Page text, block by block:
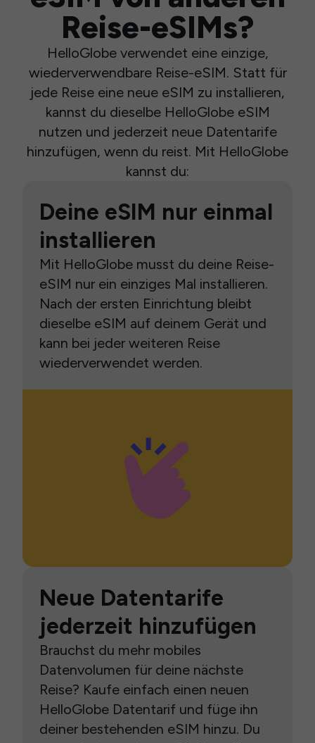
Reise-eSIMs?
HelloGlobe verwendet eine einzige,
wiederverwendbare Reise-eSIM. Statt für
jede Reise eine neue eSIM zu installieren,
kannst du dieselbe HelloGlobe eSIM
nutzen und jederzeit neue Datentarife
hinzufügen, wenn du reist. Mit HelloGlobe
kannst du:
Deine eSIM nur einmal
installieren
Mit HelloGlobe musst du deine Reise-
eSIM nur ein einziges Mal installieren.
Nach der ersten Einrichtung bleibt
dieselbe eSIM auf deinem Gerät und
kann bei jeder weiteren Reise
wiederverwendet werden.
Neue Datentarife
jederzeit hinzufügen
Brauchst du mehr mobiles
Datenvolumen für deine nächste
Reise? Kaufe einfach einen neuen
HelloGlobe Datentarif und füge ihn
deiner bestehenden eSIM hinzu. Du